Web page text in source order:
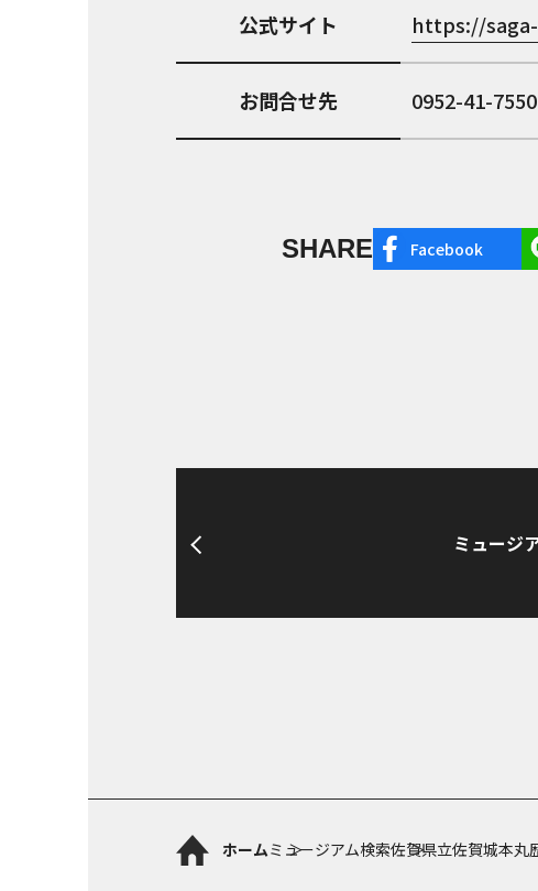
公式サイト https://
お問合せ先 0952-41-7550
SHARE Facebook
ミュージ
ホームミュージアム検索佐賀県立佐賀城本丸